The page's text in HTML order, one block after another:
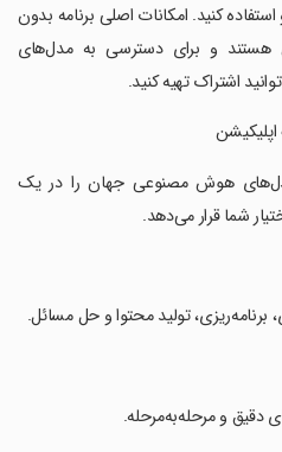
کنید. امکانات اصلی برنامه بدون
و برای دسترسی به مدل‌های
اشتراک تهیه کنید.
هوش مصنوعی جهان را در یک
شما قرار می‌دهد.
برنامه‌ریزی، تولید محتوا و حل مسائل.
دقیق و مرحله‌به‌مرحله.